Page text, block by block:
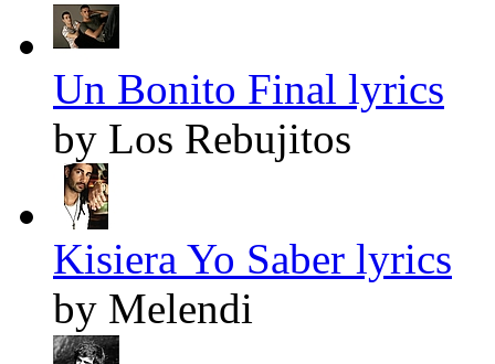
Un Bonito Final lyrics
by Los Rebujitos
Kisiera Yo Saber lyrics
by Melendi